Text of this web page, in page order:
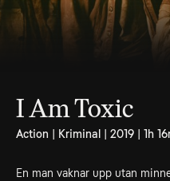
I Am Toxic
Action | Kriminal | 2019 | 1h
En man vaknar upp utan